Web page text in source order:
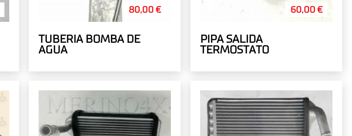
80,00 €
TUBERIA BOMBA DE
AGUA
60,00 €
PIPA SALIDA
TERMOSTATO